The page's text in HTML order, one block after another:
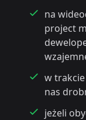
na
project
w
nas
jeżeli